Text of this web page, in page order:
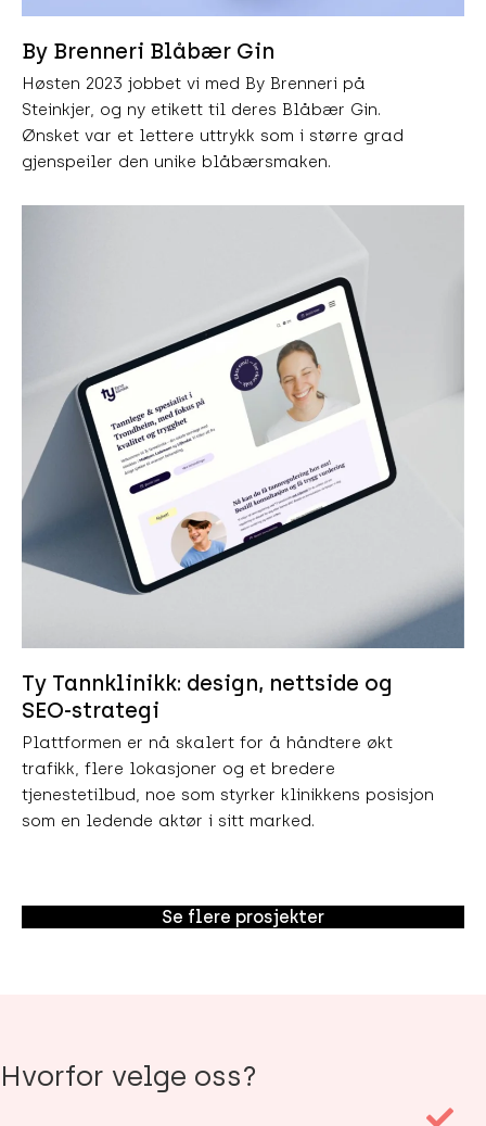
By Brenneri Blåbær Gin
Høsten 2023 jobbet vi med By Brenneri på
Steinkjer, og ny etikett til deres Blåbær Gin.
Ønsket var et lettere uttrykk som i større grad
gjenspeiler den unike blåbærsmaken.
Ty Tannklinikk: design, nettside og
SEO-strategi
Plattformen er nå skalert for å håndtere økt
trafikk, flere lokasjoner og et bredere
tjenestetilbud, noe som styrker klinikkens posisjon
som en ledende aktør i sitt marked.
Se flere prosjekter
Hvorfor velge oss?